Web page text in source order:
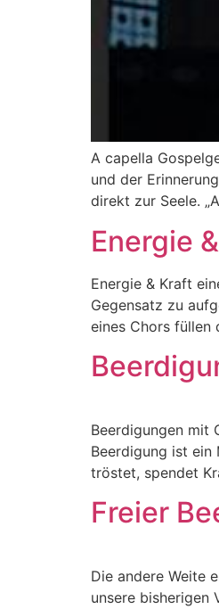
A capella
und der
direkt zur Seele.
Energie
Energie & Kraft
Gegensatz zu
eines Chors füllen
Beerdigungen mit
Beerdigung ist ein
tröstet, spendet
Freier
Die andere Weite
unsere bisherigen